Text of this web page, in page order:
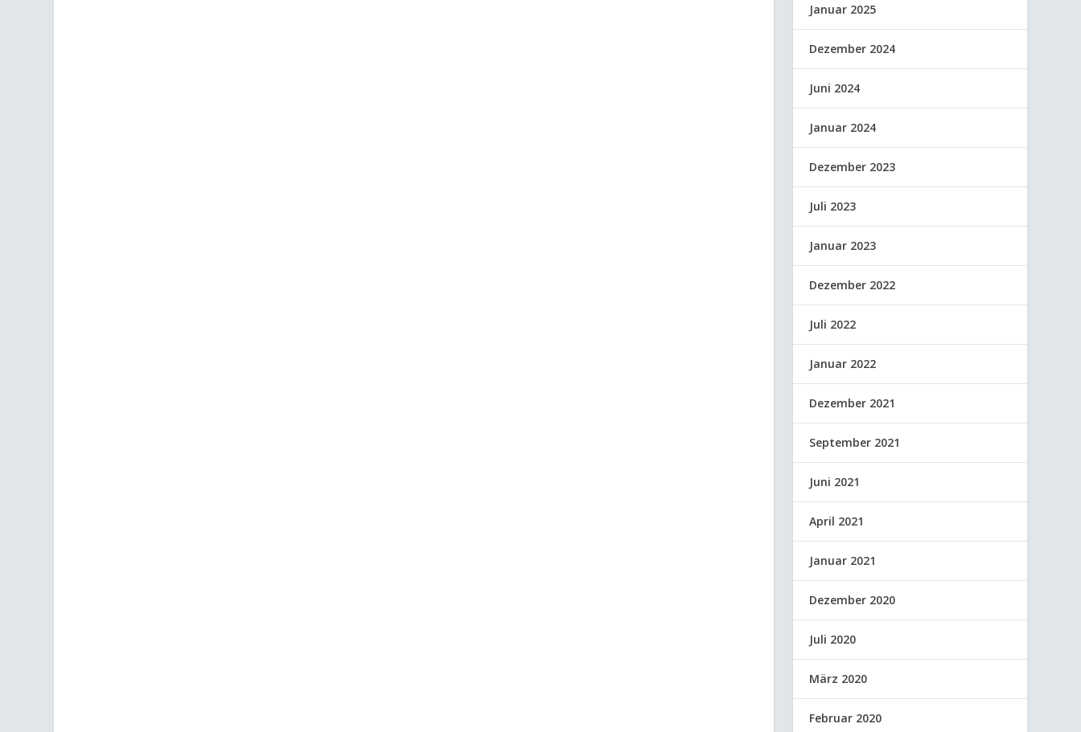
Januar 2025
Dezember 2024
Juni 2024
Januar 2024
Dezember 2023
Juli 2023
Januar 2023
Dezember 2022
Juli 2022
Januar 2022
Dezember 2021
September 2021
Juni 2021
April 2021
Januar 2021
Dezember 2020
Juli 2020
März 2020
Februar 2020